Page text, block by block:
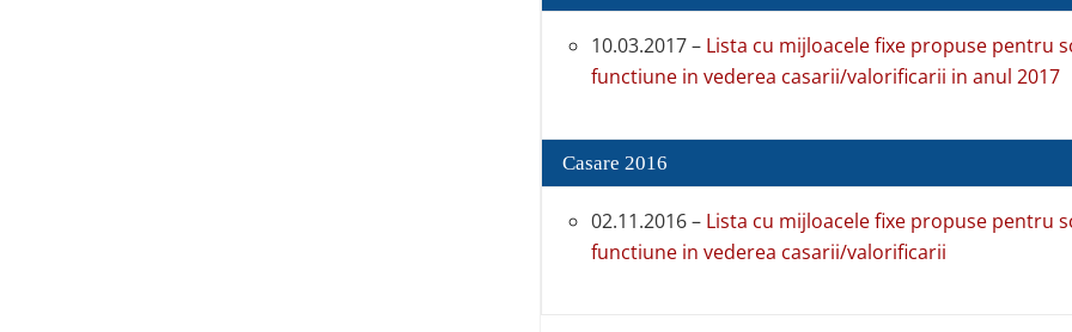
10.03.2017 – Lista cu mijloacele fixe propuse pentru
functiune in vederea casarii/valorificarii in anul 2017
Casare 2016
02.11.2016 – Lista cu mijloacele fixe propuse pentru
functiune in vederea casarii/valorificarii